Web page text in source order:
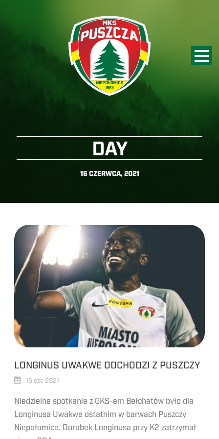
DAY
16 CZERWCA, 2021
LONGINUS UWAKWE ODCHODZI Z PUSZCZY
16 cze 2021
Niedzielne spotkanie z GKS-em Bełchatów było dla
Longinusa Uwakwe ostatnim w barwach Puszczy
Niepołomice. Dorobek Longinusa przy K2 zatrzymał